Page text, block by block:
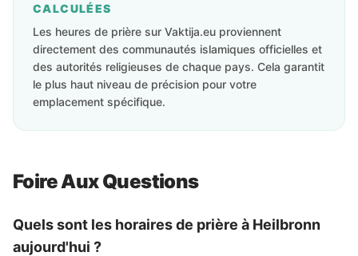
CALCULÉES
Les heures de prière sur Vaktija.eu proviennent
directement des communautés islamiques officielles et
des autorités religieuses de chaque pays. Cela garantit
le plus haut niveau de précision pour votre
emplacement spécifique.
Foire Aux Questions
Quels sont les horaires de prière à Heilbronn
aujourd'hui ?